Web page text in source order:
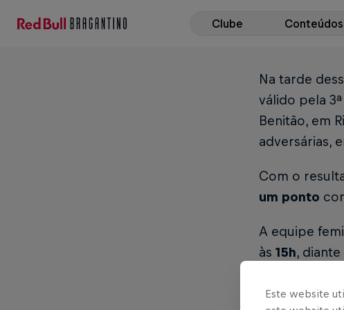
Clube Conteúdos
Na tarde
válido pela
Benitão, em
adversárias,
Com o
um ponto
A equipe
às 15h,
Este website